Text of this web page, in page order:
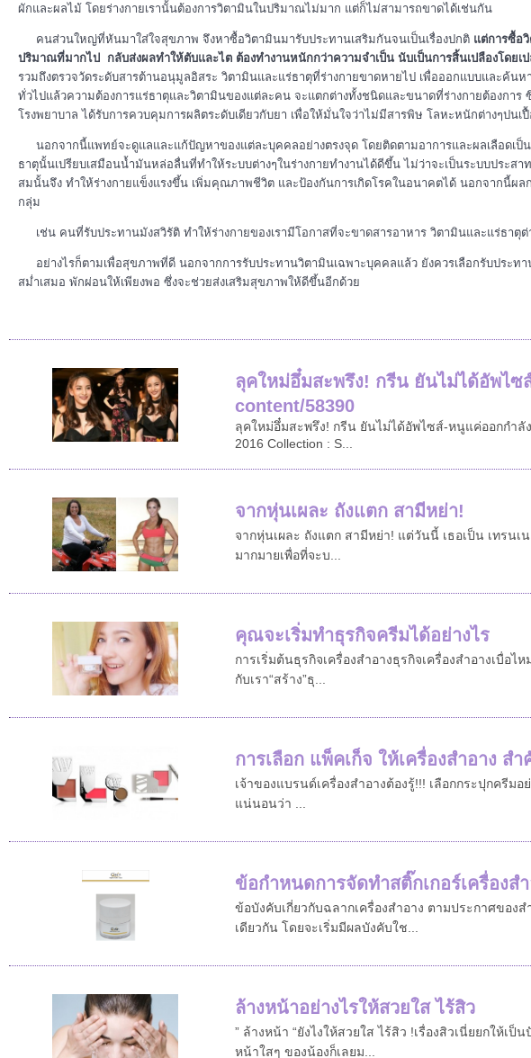
ผักและผลไม้ โดยร่างกายเรานั้นต้องการวิตามินในปริมาณไม่มาก แต่ก็ไม่สามารถขาดได้เช่นกัน
คนส่วนใหญ่ที่หันมาใส่ใจสุขภาพ จึงหาซื้อวิตามินมารับประทานเสริมกันจนเป็นเรื่องปกติ แต่การซื้อ
ปริมาณที่มากไป กลับส่งผลทำให้ตับและไต ต้องทำงานหนักกว่าความจำเป็น นับเป็นการสิ้นเปลืองโดยเ
รวมถึงตรวจวัดระดับสารต้านอนุมูลอิสระ วิตามินและแร่ธาตุที่ร่างกายขาดหายไป เพื่อออกแบบและค้น
ทั่วไปแล้วความต้องการแร่ธาตุและวิตามินของแต่ละคน จะแตกต่างทั้งชนิดและขนาดที่ร่างกายต้องกา
โรงพยาบาล ได้รับการควบคุมการผลิตระดับเดียวกับยา เพื่อให้มั่นใจว่าไม่มีสารพิษ โลหะหนักต่างๆปน
นอกจากนี้แพทย์จะดูแลและแก้ปัญหาของแต่ละบุคคลอย่างตรงจุด โดยติดตามอาการและผลเลือดเ
ธาตุนั้นเปรียบเสมือนน้ำมันหล่อลื่นที่ทำให้ระบบต่างๆในร่างกายทำงานได้ดีขึ้น ไม่ว่าจะเป็นระบบประ
สมนั้นจึง ทำให้ร่างกายแข็งแรงขึ้น เพิ่มคุณภาพชีวิต และป้องกันการเกิดโรคในอนาคตได้ นอกจากนี้ผ
กลุ่ม
เช่น คนที่รับประทานมังสวิรัติ ทำให้ร่างกายของเรามีโอกาสที่จะขาดสารอาหาร วิตามินและแร่ธา
อย่างไรก็ตามเพื่อสุขภาพที่ดี นอกจากการรับประทานวิตามินเฉพาะบุคคลแล้ว ยังควรเลือกรับปร
สม่ำเสมอ พักผ่อนให้เพียงพอ ซึ่งจะช่วยส่งเสริมสุขภาพให้ดีขึ้นอีกด้วย
ลุคใหม่อึ๋มสะพรึง! กรีน ยันไม่ได้อัพไ
content/58390
ลุคใหม่อึ๋มสะพรึง! กรีน ยันไม่ได้อัพไซส์-หนูแค่ออกกำ
2016 Collection : S...
จากหุ่นเผละ ถังแตก สามีหย่า!
จากหุ่นเผละ ถังแตก สามีหย่า! แต่วันนี้ เธอเป็น เทรน
มากมายเพื่อที่จะบ...
คุณจะเริ่มทำธุรกิจครีมได้อย่างไร
การเริ่มต้นธุรกิจเครื่องสำอางธุรกิจเครื่องสำอางเบื่อ
กับเรา“สร้าง”ธุ...
การเลือก แพ็คเก็จ ให้เครื่องสำอาง ส
เจ้าของแบรนด์เครื่องสำอางต้องรู้!!! เลือกกระปุกครีม
แน่นอนว่า ...
ข้อกำหนดการจัดทำสติ๊กเกอร์เครื่องสำ
ข้อบังคับเกี่ยวกับฉลากเครื่องสำอาง ตามประกาศของ
เดียวกัน โดยจะเริ่มมีผลบังคับใช...
ล้างหน้าอย่างไรให้สวยใส ไร้สิว
” ล้างหน้า “ยังไงให้สวยใส ไร้สิว !เรื่องสิวเนี่ยยกให้
หน้าใสๆ ของน้องก็เลยม...